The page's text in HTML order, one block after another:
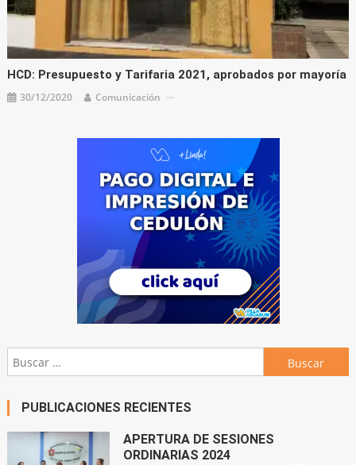
HCD: Presupuesto y Tarifaria 2021, aprobados por mayoría
30/12/2020 Comunicación
Buscar:
PUBLICACIONES RECIENTES
APERTURA DE SESIONES
ORDINARIAS 2024